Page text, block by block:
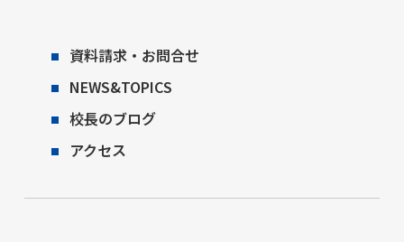
資料請求・お問合せ
NEWS&TOPICS
校長のブログ
アクセス